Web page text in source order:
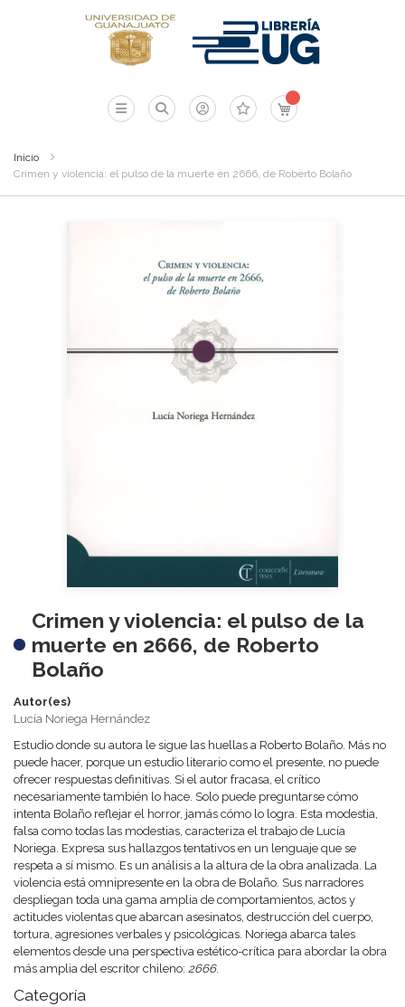
Mi carrito
Inicio
Crimen y violencia: el pulso de la muerte en 2666, de Roberto Bolaño
Crimen y violencia: el pulso de la
muerte en 2666, de Roberto
Bolaño
Autor(es)
Lucía Noriega Hernández
Estudio donde su autora le sigue las huellas a Roberto Bolaño. Más no
puede hacer, porque un estudio literario como el presente, no puede
ofrecer respuestas definitivas. Si el autor fracasa, el crítico
necesariamente también lo hace. Solo puede preguntarse cómo
intenta Bolaño reflejar el horror, jamás cómo lo logra. Esta modestia,
falsa como todas las modestias, caracteriza el trabajo de Lucía
Noriega. Expresa sus hallazgos tentativos en un lenguaje que se
respeta a sí mismo. Es un análisis a la altura de la obra analizada. La
violencia está omnipresente en la obra de Bolaño. Sus narradores
despliegan toda una gama amplia de comportamientos, actos y
actitudes violentas que abarcan asesinatos, destrucción del cuerpo,
tortura, agresiones verbales y psicológicas. Noriega abarca tales
elementos desde una perspectiva estético-crítica para abordar la obra
más amplia del escritor chileno: 2666.
Categoría